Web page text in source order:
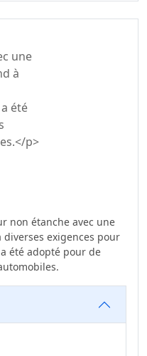
non étanche avec une
exigences pour
été adopté pour de